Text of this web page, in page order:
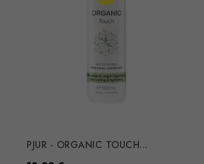
PJUR - ORGANIC TOUCH...